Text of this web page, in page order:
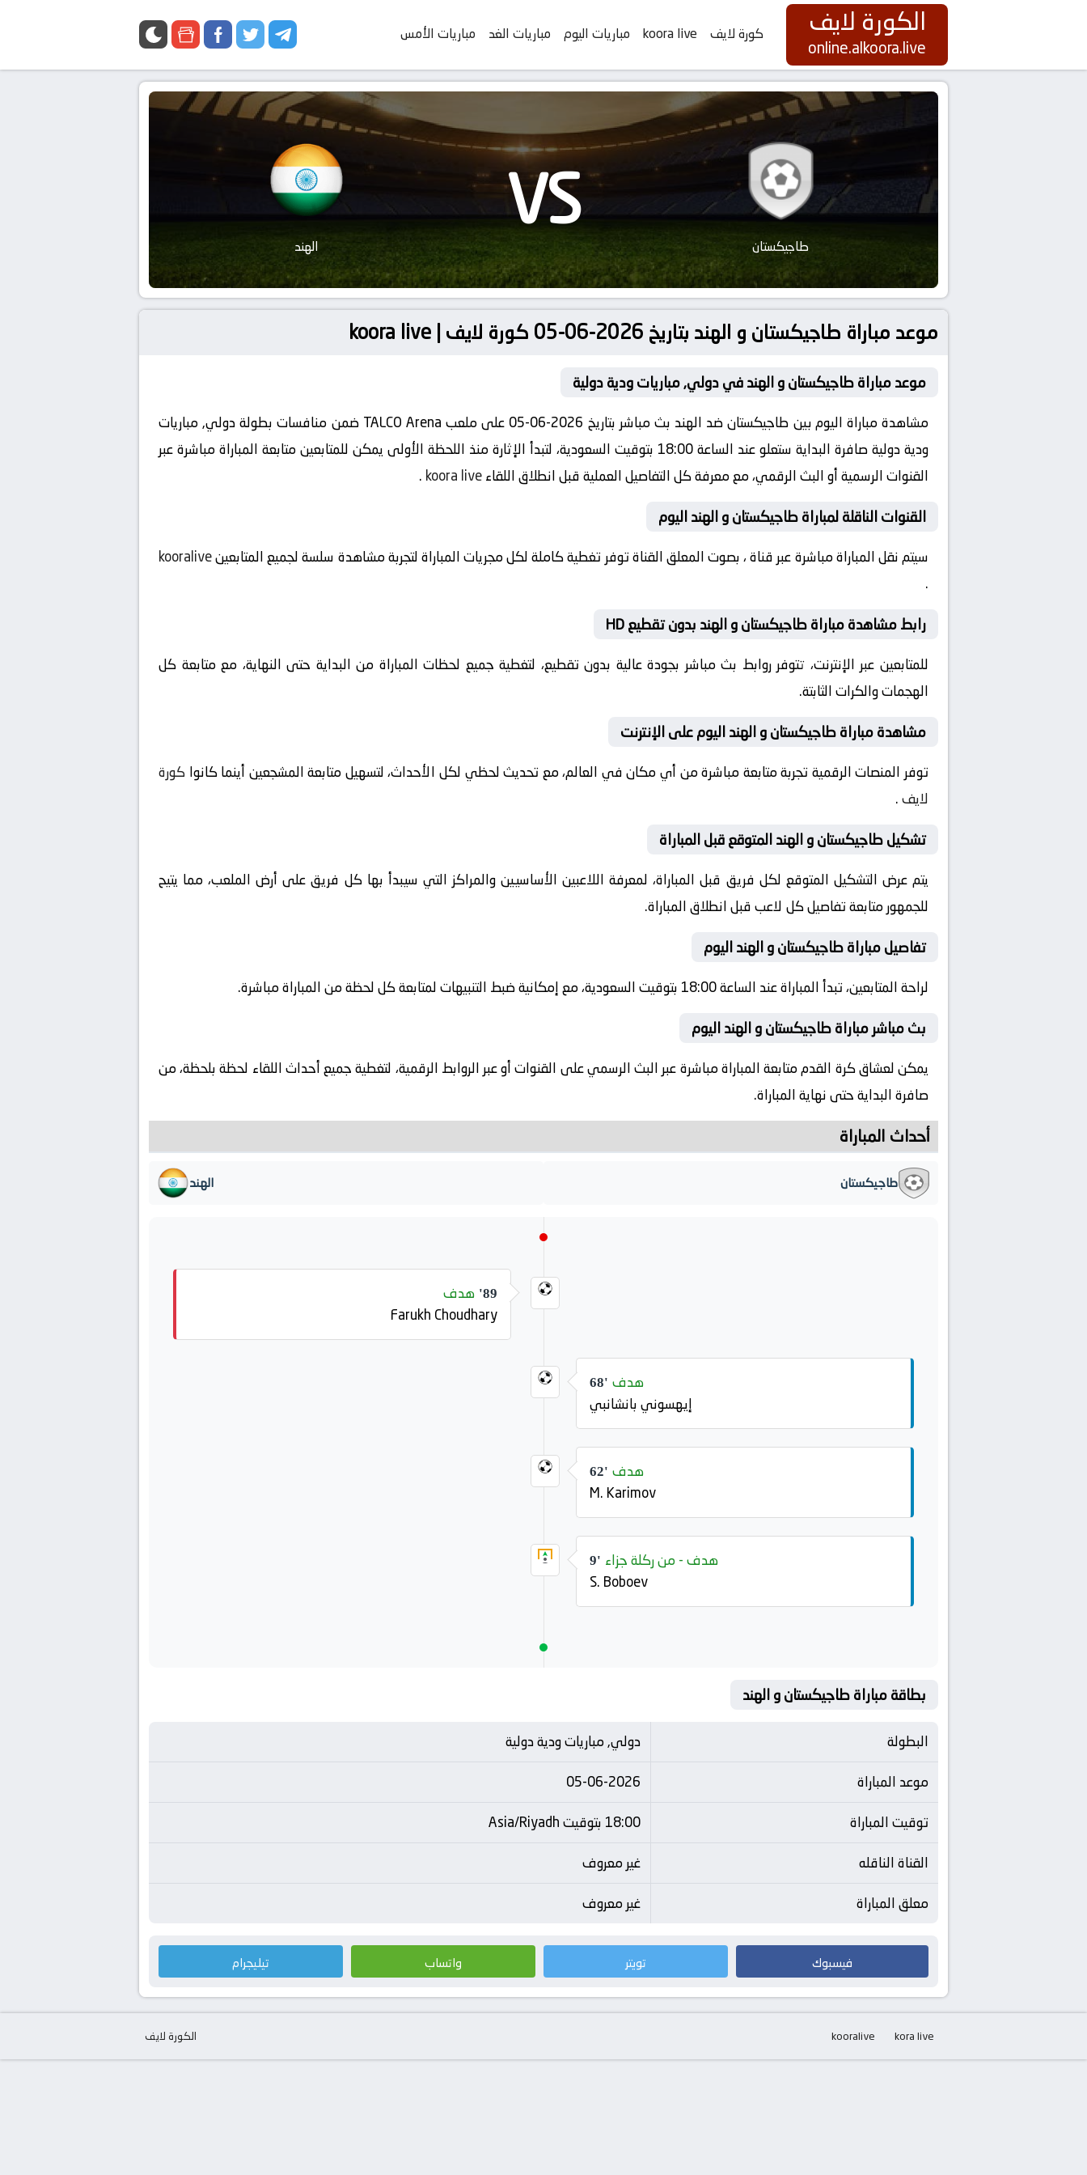
الكورة لايف
online.alkoora.live
كورة لايف koora live مباريات اليوم مباريات الغد مباريات الأمس
طاجيكستان VS الهند
موعد مباراة طاجيكستان و الهند بتاريخ 2026-06-05 كورة لايف | koora live
موعد مباراة طاجيكستان و الهند في دولي, مباريات ودية دولية
مشاهدة مباراة اليوم بين طاجيكستان ضد الهند بث مباشر بتاريخ 2026-06-05 على ملعب TALCO Arena ضمن منافسات بطولة دولي, مباريات
ودية دولية صافرة البداية ستعلو عند الساعة 18:00 بتوقيت السعودية، لتبدأ الإثارة منذ اللحظة الأولى يمكن للمتابعين متابعة المباراة مباشرة عبر
القنوات الرسمية أو البث الرقمي، مع معرفة كل التفاصيل العملية قبل انطلاق اللقاءkoora live
.
القنوات الناقلة لمباراة طاجيكستان و الهند اليوم
سيتم نقل المباراة مباشرة عبر قناة ، بصوت المعلق القناة توفر تغطية كاملة لكل مجريات المباراة لتجربة مشاهدة سلسة لجميع المتابعينkooralive
.
رابط مشاهدة مباراة طاجيكستان و الهند بدون تقطيع HD
للمتابعين عبر الإنترنت، تتوفر روابط بث مباشر بجودة عالية بدون تقطيع، لتغطية جميع لحظات المباراة من البداية حتى النهاية، مع متابعة كل
الهجمات والكرات الثابتة.
مشاهدة مباراة طاجيكستان و الهند اليوم على الإنترنت
توفر المنصات الرقمية تجربة متابعة مباشرة من أي مكان في العالم، مع تحديث لحظي لكل الأحداث، لتسهيل متابعة المشجعين أينما كانوا كورة
لايف.
تشكيل طاجيكستان و الهند المتوقع قبل المباراة
يتم عرض التشكيل المتوقع لكل فريق قبل المباراة، لمعرفة اللاعبين الأساسيين والمراكز التي سيبدأ بها كل فريق على أرض الملعب، مما يتيح
للجمهور متابعة تفاصيل كل لاعب قبل انطلاق المباراة.
تفاصيل مباراة طاجيكستان و الهند اليوم
لراحة المتابعين، تبدأ المباراة عند الساعة 18:00 بتوقيت السعودية، مع إمكانية ضبط التنبيهات لمتابعة كل لحظة من المباراة مباشرة.
بث مباشر مباراة طاجيكستان و الهند اليوم
يمكن لعشاق كرة القدم متابعة المباراة مباشرة عبر البث الرسمي على القنوات أو عبر الروابط الرقمية، لتغطية جميع أحداث اللقاء لحظة بلحظة، من
صافرة البداية حتى نهاية المباراة.
أحداث المباراة
طاجيكستان الهند
89' هدف
Farukh Choudhary
68' هدف
إيهسوني بانشانبي
62' هدف
M. Karimov
9' هدف - من ركلة جزاء
S. Boboev
بطاقة مباراة طاجيكستان و الهند
البطولة
دولي, مباريات ودية دولية
موعد المباراة
05-06-2026
توقيت المباراة
18:00 بتوقيت Asia/Riyadh
القناة الناقله
غير معروف
معلق المباراة
غير معروف
فيسبوك تويتر واتساب تيليجرام
الكورة لايف kora live
kooralive